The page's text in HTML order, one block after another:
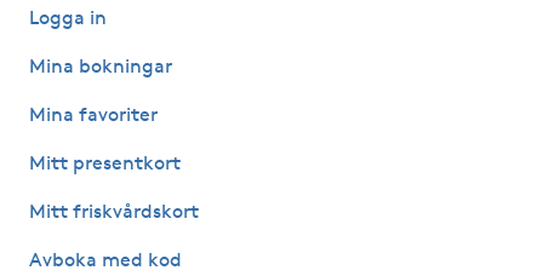
IPL
IPL hårborttagning
IR-massage
Japansk massage
Logga in
Mina bokningar
Mina favoriter
Mitt presentkort
Mitt friskvårdskort
Avboka med kod